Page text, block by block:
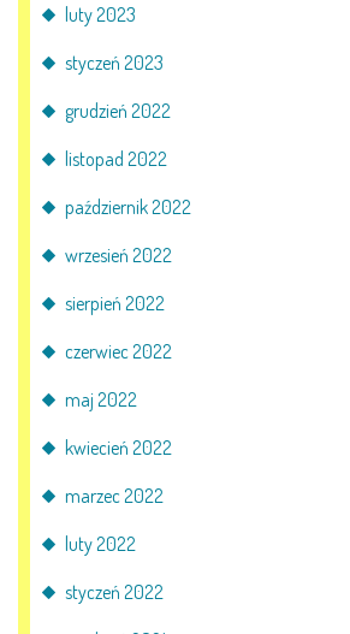
luty 2023
styczeń 2023
grudzień 2022
listopad 2022
październik 2022
wrzesień 2022
sierpień 2022
czerwiec 2022
maj 2022
kwiecień 2022
marzec 2022
luty 2022
styczeń 2022